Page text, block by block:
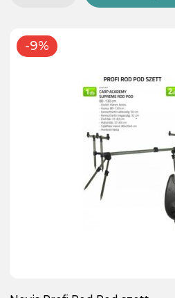
-9%